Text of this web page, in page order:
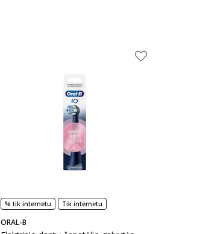
% tik internetu Tik internetu
ORAL-B